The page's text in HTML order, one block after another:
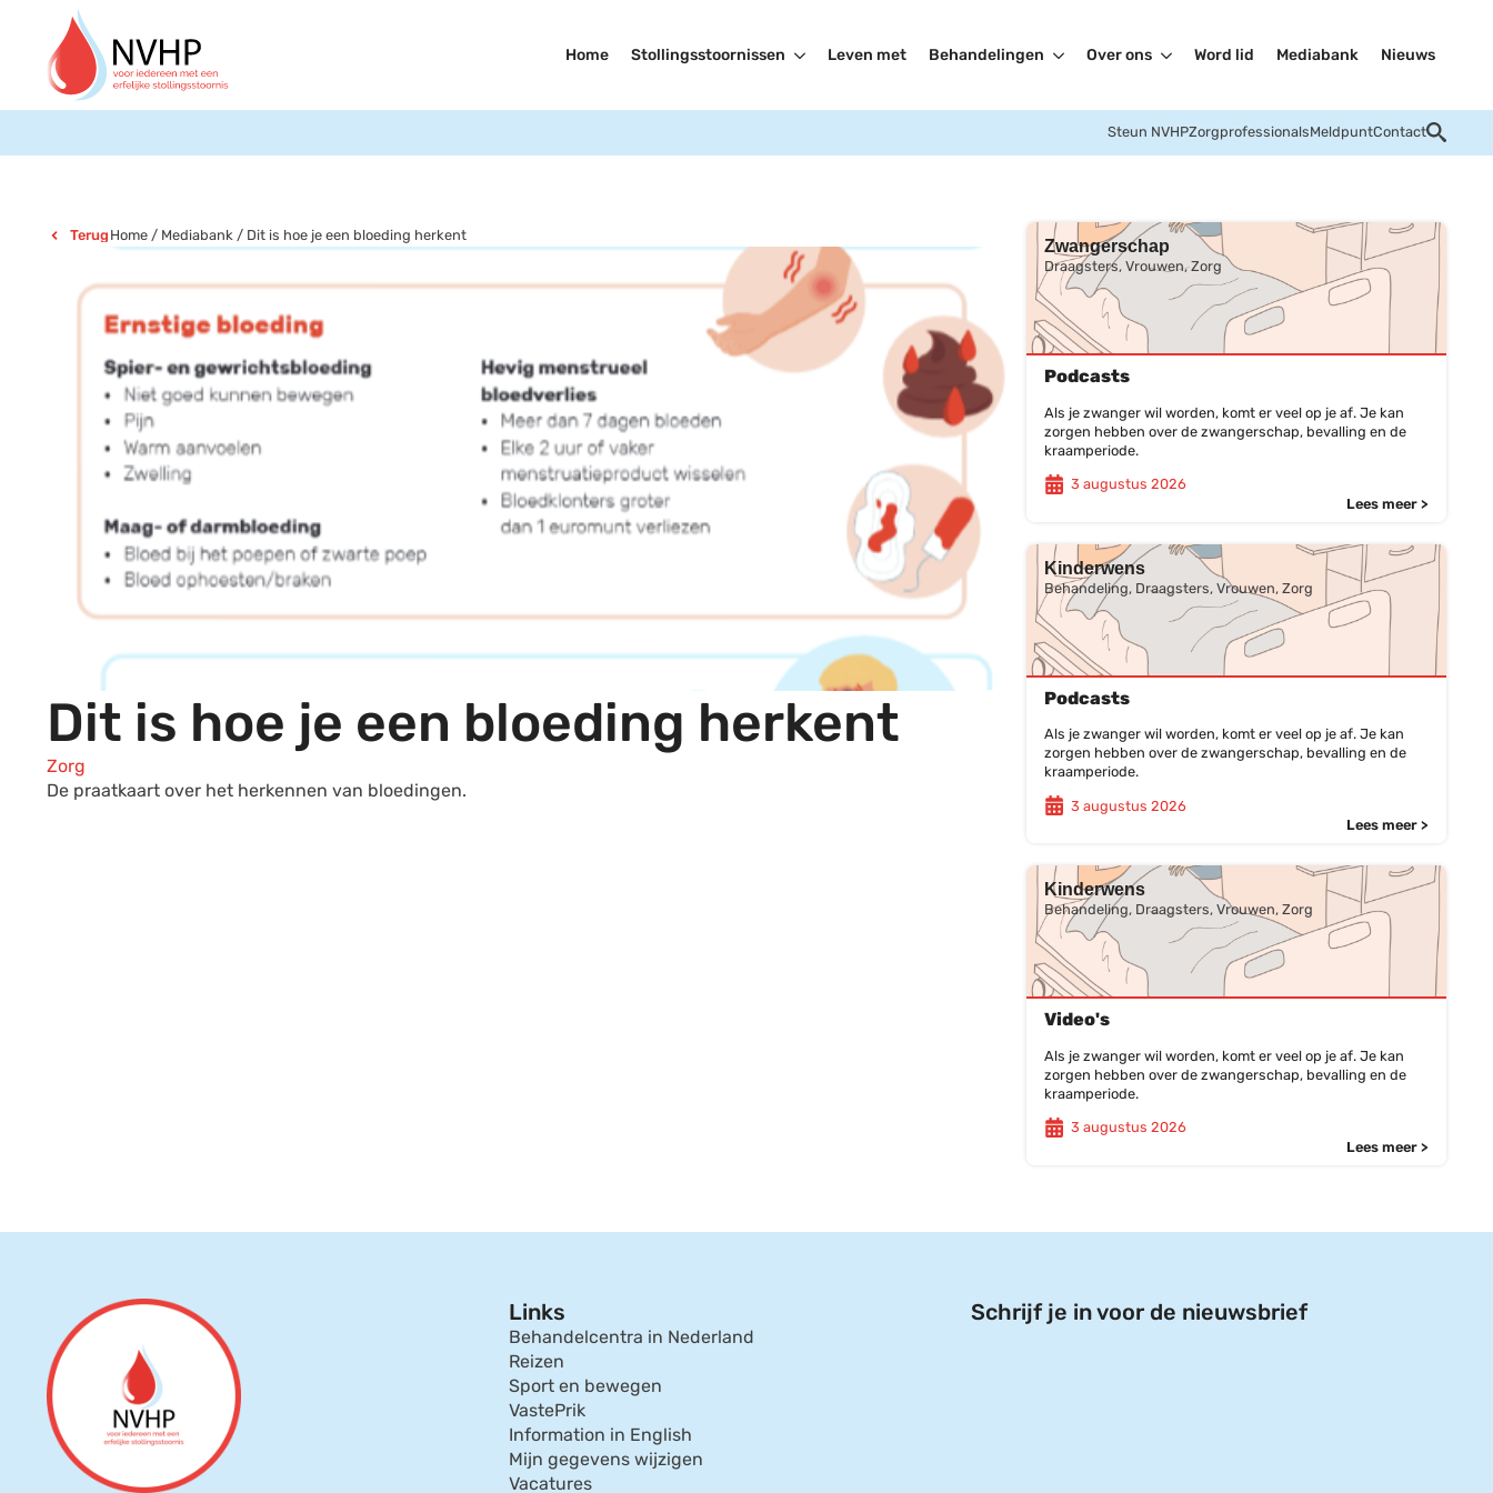
Home Stollingsstoornissen Leven met Behandelingen Over ons Word lid Mediabank Nieuws
Steun NVHPZorgprofessionalsMeldpuntContact
Terug Home/ Mediabank / Dit is hoe je een bloeding herkent
Dit is hoe je een bloeding herkent
Zorg
De praatkaart over het herkennen van bloedingen.
Zwangerschap
Draagsters, Vrouwen, Zorg
Podcasts
Als je zwanger wil worden, komt er veel op je af. Je kan
zorgen hebben over de zwangerschap, bevalling en de
kraamperiode.
3 augustus 2026
Lees meer >
Kinderwens
Behandeling, Draagsters, Vrouwen, Zorg
Podcasts
Als je zwanger wil worden, komt er veel op je af. Je kan
zorgen hebben over de zwangerschap, bevalling en de
kraamperiode.
3 augustus 2026
Lees meer >
Kinderwens
Behandeling, Draagsters, Vrouwen, Zorg
Video's
Als je zwanger wil worden, komt er veel op je af. Je kan
zorgen hebben over de zwangerschap, bevalling en de
kraamperiode.
3 augustus 2026
Lees meer >
Links
Behandelcentra in Nederland
Reizen
Sport en bewegen
VastePrik
Information in English
Mijn gegevens wijzigen
Vacatures
Schrijf je in voor de nieuwsbrief